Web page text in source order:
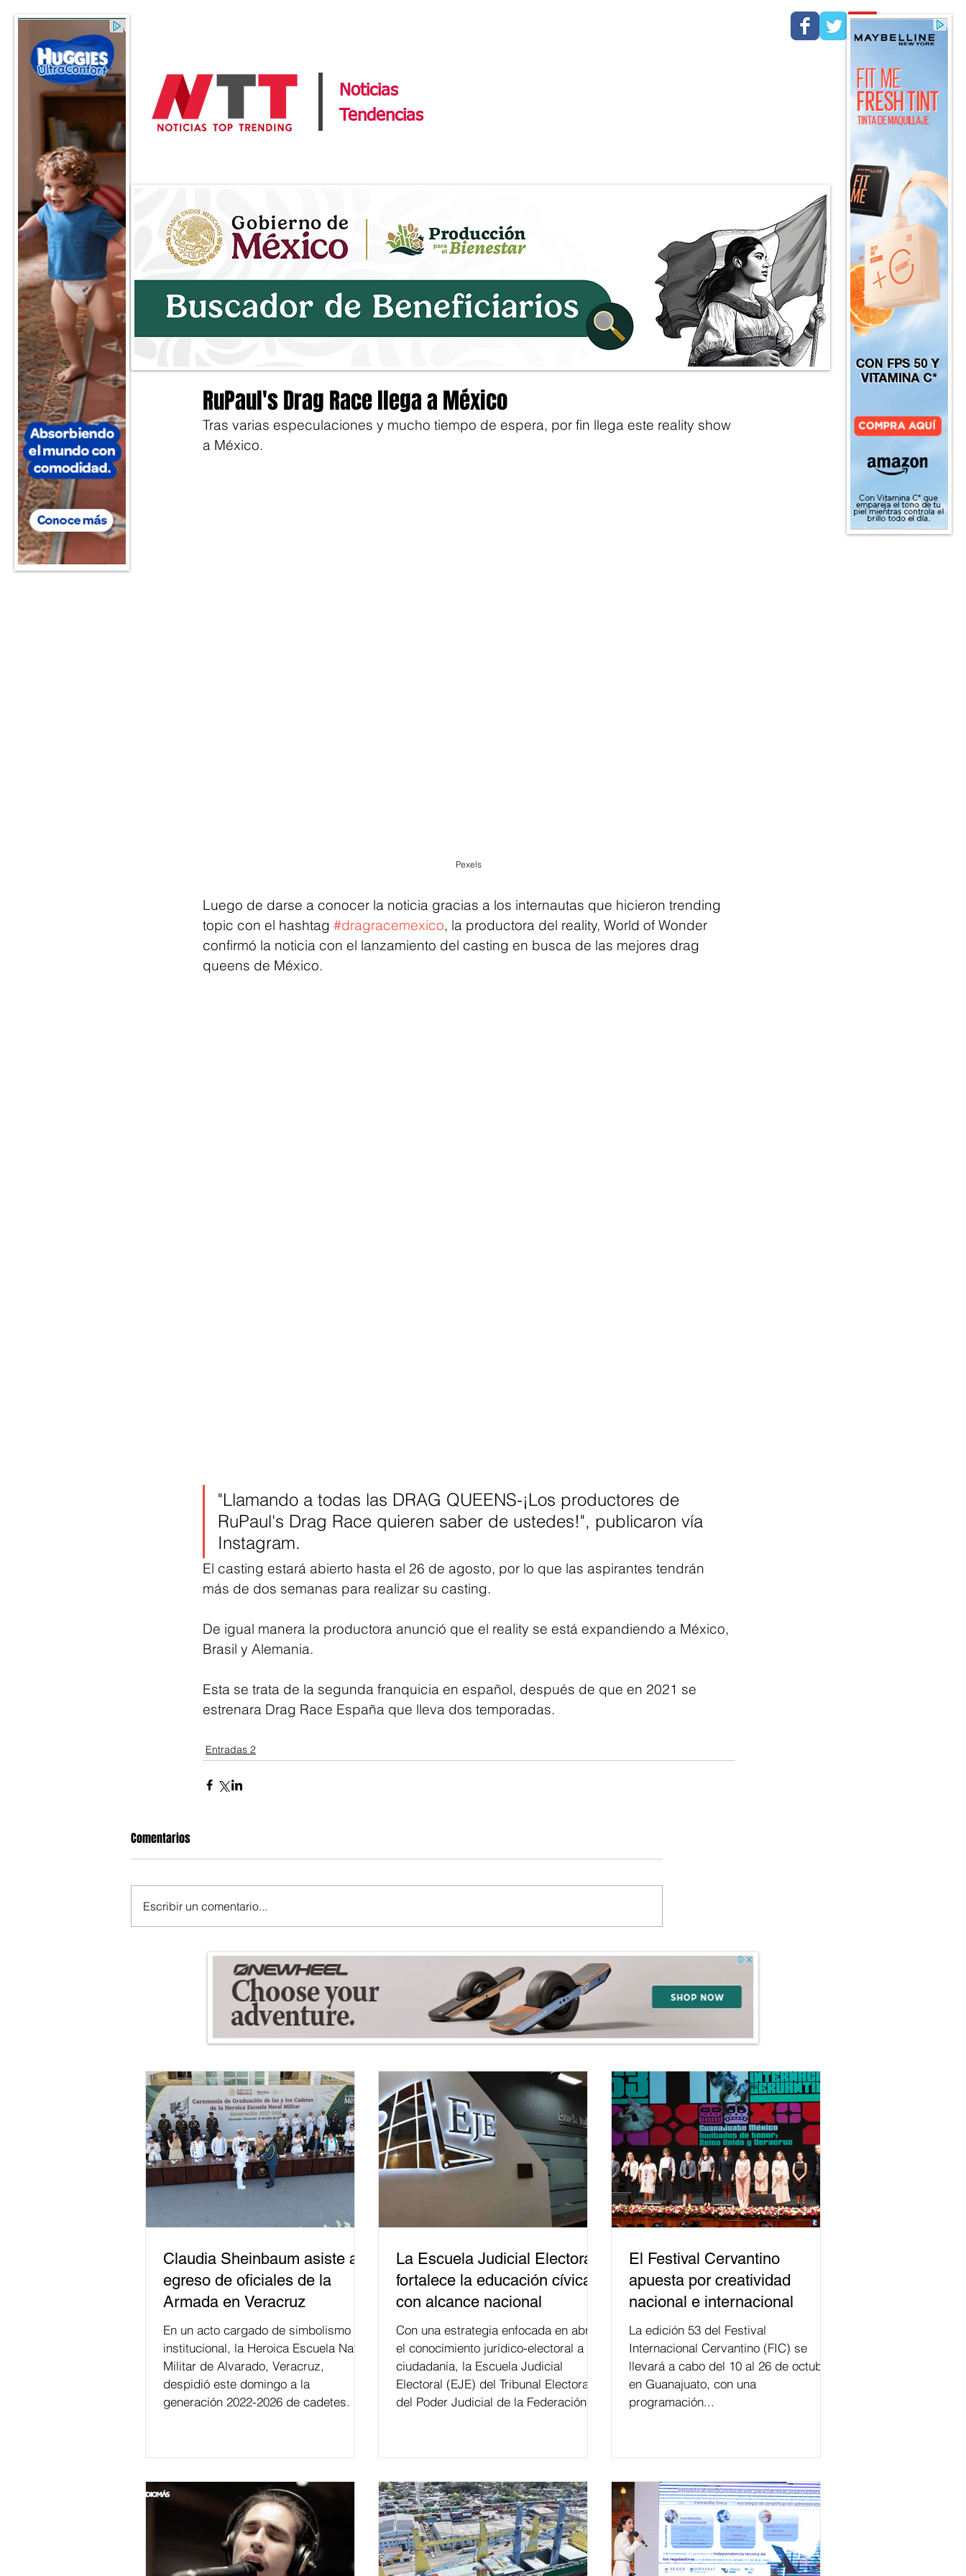
Noticias
Tendencias
RuPaul's Drag Race llega a México
Tras varias especulaciones y mucho tiempo de espera, por fin llega este reality show
a México.
Pexels
Luego de darse a conocer la noticia gracias a los internautas que hicieron trending
topic con el hashtag #dragracemexico, la productora del reality, World of Wonder
confirmó la noticia con el lanzamiento del casting en busca de las mejores drag
queens de México.
"Llamando a todas las DRAG QUEENS-¡Los productores de
RuPaul's Drag Race quieren saber de ustedes!", publicaron vía
Instagram.
El casting estará abierto hasta el 26 de agosto, por lo que las aspirantes tendrán
más de dos semanas para realizar su casting.
De igual manera la productora anunció que el reality se está expandiendo a México,
Brasil y Alemania.
Esta se trata de la segunda franquicia en español, después de que en 2021 se
estrenara Drag Race España que lleva dos temporadas.
Entradas 2
Comentarios
Escribir un comentario...
Claudia Sheinbaum asiste a
egreso de oficiales de la
Armada en Veracruz
En un acto cargado de simbolismo
institucional, la Heroica Escuela Naval
Militar de Alvarado, Veracruz,
despidió este domingo a la
generación 2022-2026 de cadetes.
La Escuela Judicial Electoral
fortalece la educación cívica
con alcance nacional
Con una estrategia enfocada en abrir
el conocimiento jurídico-electoral a la
ciudadanía, la Escuela Judicial
Electoral (EJE) del Tribunal Electoral
del Poder Judicial de la Federación ha
relacionados con la democracia y el
del papel que ha asumido la EJE en la
difusión de la justicia electoral como
un bien público. La mayor parte de las
personas capacitadas no forma
El Festival Cervantino
apuesta por creatividad
nacional e internacional
La edición 53 del Festival
Internacional Cervantino (FIC) se
llevará a cabo del 10 al 26 de octubre
en Guanajuato, con una
programación...